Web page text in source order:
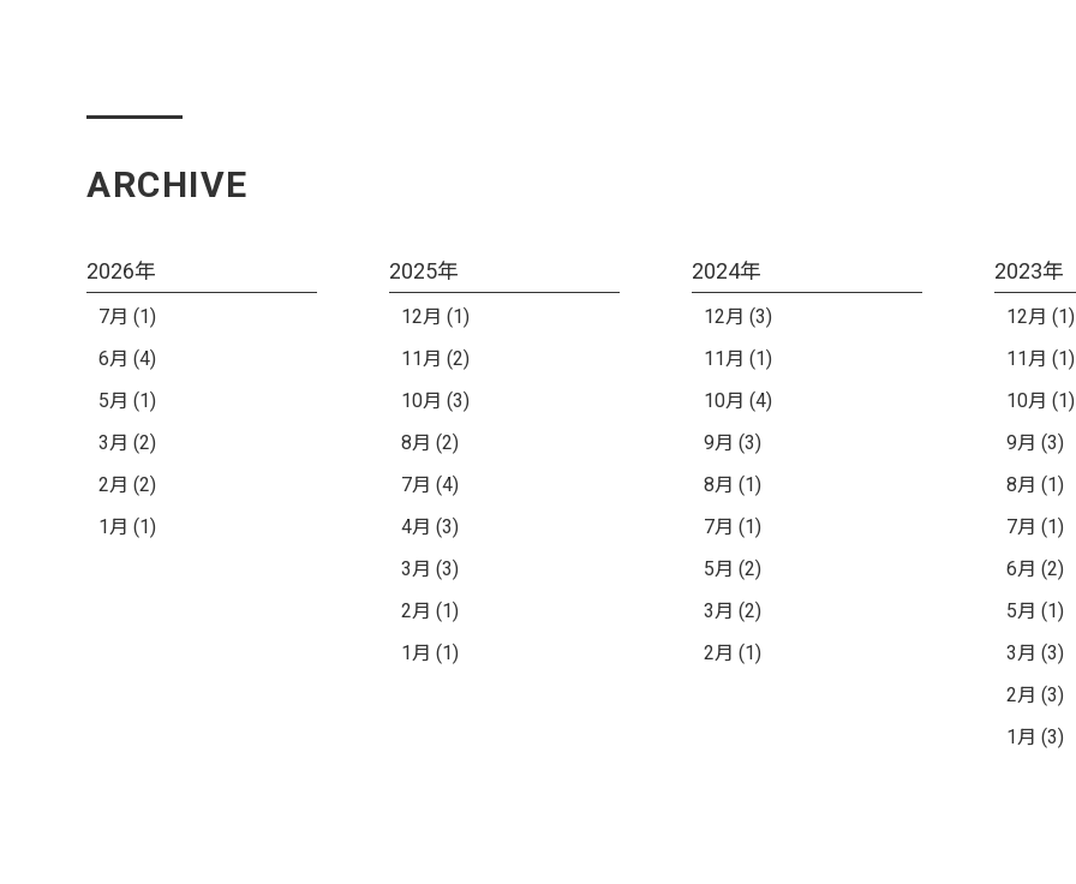
ARCHIVE
2026年
7月 (1)
6月 (4)
5月 (1)
3月 (2)
2月 (2)
1月 (1)
2025年
12月 (1)
11月 (2)
10月 (3)
8月 (2)
7月 (4)
4月 (3)
3月 (3)
2月 (1)
1月 (1)
2024年
12月 (3)
11月 (1)
10月 (4)
9月 (3)
8月 (1)
7月 (1)
5月 (2)
3月 (2)
2月 (1)
2023年
12月 (1)
11月 (1)
10月 (1)
9月 (3)
8月 (1)
7月 (1)
6月 (2)
5月 (1)
3月 (3)
2月 (3)
1月 (3)